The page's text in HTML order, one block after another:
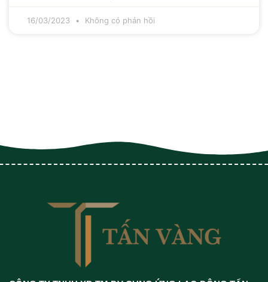
16/03/2023 Không có phản hồi